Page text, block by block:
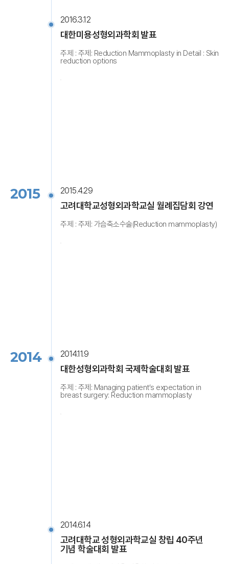
2016.3.12
대한미용성형외과학회 발표
주제 : 주제: Reduction Mammoplasty in Detail : Skin
reduction options
2015 2015.4.29
고려대학교성형외과학교실 월례집담회 강연
주제 : 주제: 가슴축소수술(Reduction mammoplasty)
2014 2014.11.9
대한성형외과학회 국제학술대회 발표
주제 : 주제: Managing patient’s expectation in
breast surgery: Reduction mammoplasty
2014.6.14
고려대학교 성형외과학교실 창립 40주년
기념 학술대회 발표